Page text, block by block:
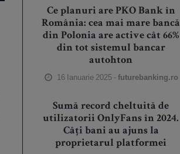
Ce planuri are PKO Bank în
România: cea mai mare bancă
din Polonia are active cât 66%
din tot sistemul bancar
autohton
16 Ianuarie 2025 -futurebanking.ro
Sumă record cheltuită de
utilizatorii OnlyFans în 2024.
Câți bani au ajuns la
proprietarul platformei